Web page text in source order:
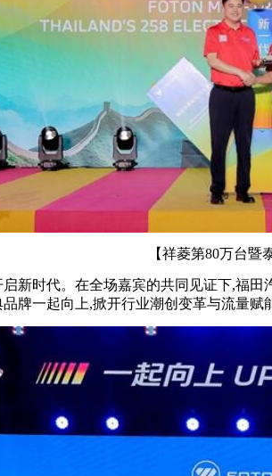
【祥菱第80万台暨
新时代。在全场嘉宾的共同见证下,福
牌一起向上,掀开行业潮创变革与流量赋